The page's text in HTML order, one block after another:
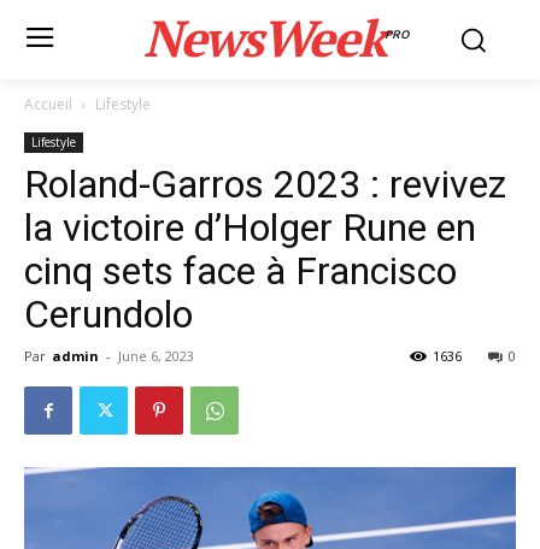
NewsWeekPRO
Accueil Lifestyle
Lifestyle
Roland-Garros 2023 : revivez
la victoire d’Holger Rune en
cinq sets face à Francisco
Cerundolo
Par admin - June 6, 2023 0
1636